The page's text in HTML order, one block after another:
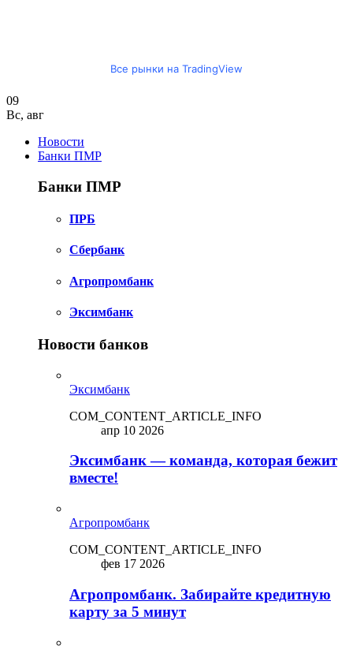
Все рынки на TradingView
09
Вс, авг
Новости
Банки ПМР
Банки ПМР
ПРБ
Сбербанк
Агропромбанк
Эксимбанк
Новости банков
Эксимбанк
COM_CONTENT_ARTICLE_INFO
апр 10 2026
Эксимбанк — команда, которая бежит
вместе!
Агропромбанк
COM_CONTENT_ARTICLE_INFO
фев 17 2026
Агропромбанк. Забирайте кредитную
карту за 5 минут